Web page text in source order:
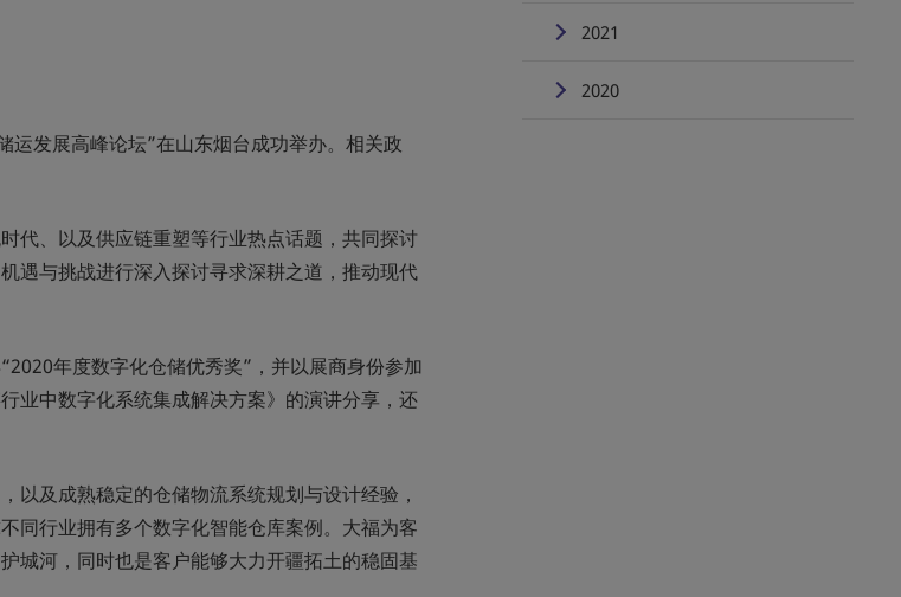
发展高峰论坛”在山东烟台成功举办。相关政
代、以及供应链重塑等行业热点话题，共同探讨
遇与挑战进行深入探讨寻求深耕之道，推动现代
年度数字化仓储优秀奖”，并以展商身份参加
业中数字化系统集成解决方案》的演讲分享，还
以及成熟稳定的仓储物流系统规划与设计经验，
同行业拥有多个数字化智能仓库案例。大福为客
城河，同时也是客户能够大力开疆拓土的稳固基
2021
2020